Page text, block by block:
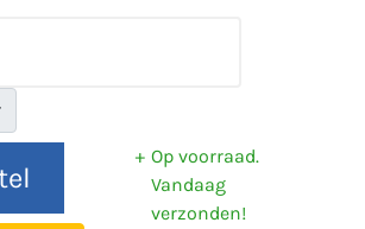
Op voorraad.
Vandaag
verzonden!